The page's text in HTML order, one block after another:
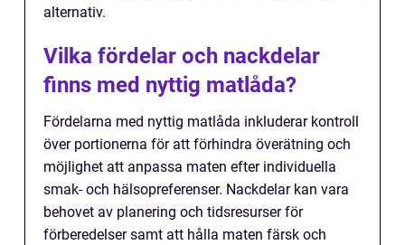
alternativ.
Vilka fördelar och nackdelar
finns med nyttig matlåda?
Fördelarna med nyttig matlåda inkluderar kontroll
över portionerna för att förhindra överätning och
möjlighet att anpassa maten efter individuella
smak- och hälsopreferenser. Nackdelar kan vara
behovet av planering och tidsresurser för
förberedelser samt att hålla maten färsk och